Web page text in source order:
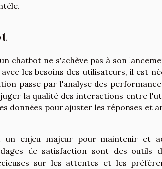
chatbot ne s'achève pas à son
les besoins des utilisateurs, il est
passe par l'analyse des
la qualité des interactions entre
données pour ajuster les réponses et
un enjeu majeur pour maintenir et
de satisfaction sont des outils
sur les attentes et les